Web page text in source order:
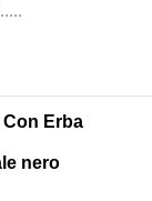
...
Erba
nero